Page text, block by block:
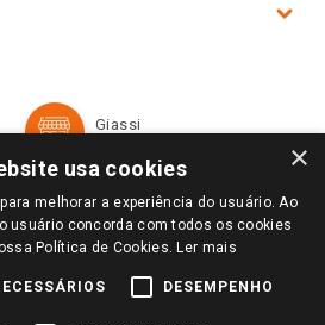
Giassi
×
usa cookies
melhorar a experiência do usuário. Ao
usuário concorda com todos os cookies
Política de Cookies. Ler mais
DESEMPENHO